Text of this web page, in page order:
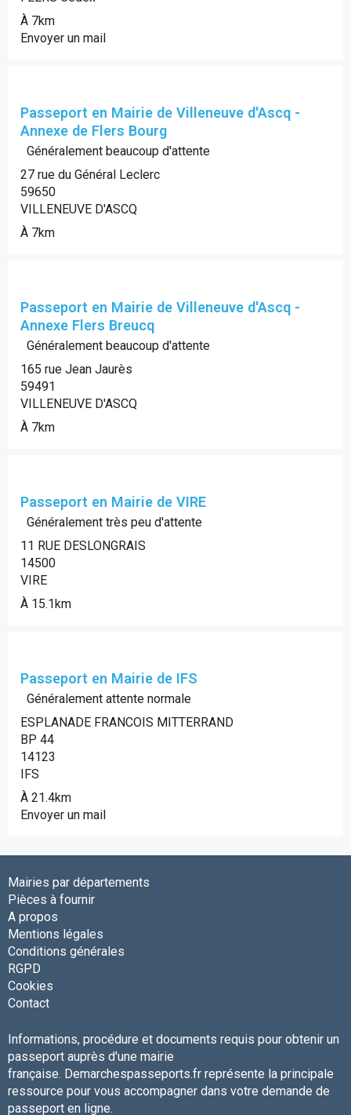
À 7km
Envoyer un mail
Passeport en Mairie de Villeneuve d'Ascq -
Annexe de Flers Bourg
Généralement beaucoup d'attente
27 rue du Général Leclerc
59650
VILLENEUVE D'ASCQ
À 7km
Passeport en Mairie de Villeneuve d'Ascq -
Annexe Flers Breucq
Généralement beaucoup d'attente
165 rue Jean Jaurès
59491
VILLENEUVE D'ASCQ
À 7km
Passeport en Mairie de VIRE
Généralement très peu d'attente
11 RUE DESLONGRAIS
14500
VIRE
À 15.1km
Passeport en Mairie de IFS
Généralement attente normale
ESPLANADE FRANCOIS MITTERRAND
BP 44
14123
IFS
À 21.4km
Envoyer un mail
Mairies par départements
Pièces à fournir
A propos
Mentions légales
Conditions générales
RGPD
Cookies
Contact
Informations, procédure et documents requis pour obtenir un
passeport auprès d'une mairie
française. Demarchespasseports.fr représente la principale
ressource pour vous accompagner dans votre demande de
passeport en ligne.